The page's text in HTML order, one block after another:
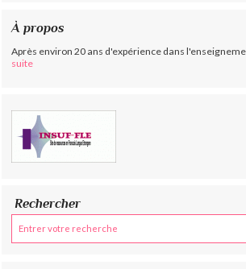
À propos
Après environ 20 ans d'expérience dans
suite
Rechercher